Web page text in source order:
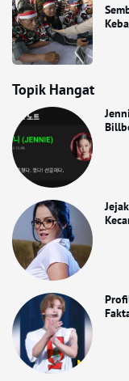
Topik Hangat